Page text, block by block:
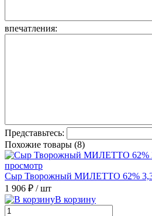
впечатления:
Представьтесь:
Похожие товары (8)
просмотр
Сыр Творожный МИЛЕТТО 62% 3,3
1 906 ₽ / шт
В корзину